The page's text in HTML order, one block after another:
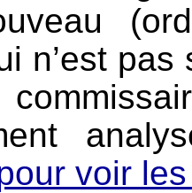
n’est pas
voir